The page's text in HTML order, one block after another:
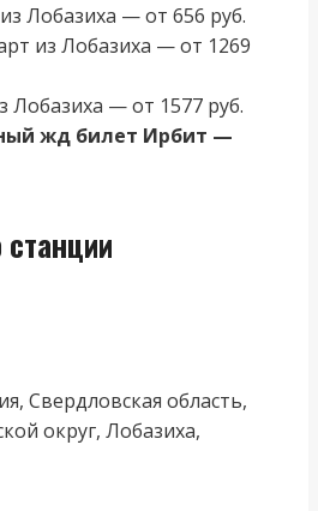
Лобазиха — от 656 руб.
из Лобазиха — от 1269
Лобазиха — от 1577 руб.
жд билет Ирбит —
Свердловская область,
округ, Лобазиха,